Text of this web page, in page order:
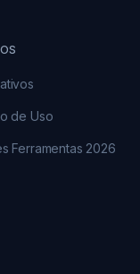
de Uso
Ferramentas 2026